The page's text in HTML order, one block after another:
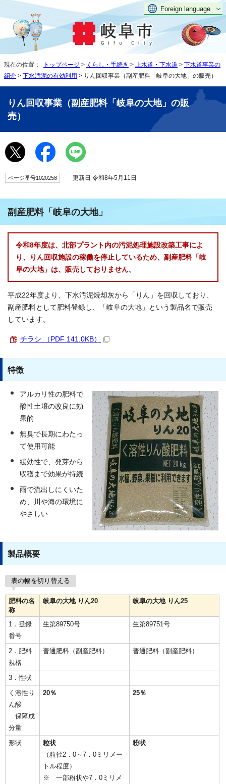
Foreign language
現在の位置： トップページ > くらし・手続き > 上水道・下水道 > 下水道事業の
紹介 > 下水汚泥の有効利用 > りん回収事業（副産肥料「岐阜の大地」の販売）
りん回収事業（副産肥料「岐阜の大地」の販
売）
ページ番号1020258 更新日 令和8年5月11日
副産肥料「岐阜の大地」
令和8年度は、北部プラント内の汚泥処理施設改築工事によ
り、りん回収施設の稼働を停止しているため、副産肥料「岐
阜の大地」は、販売しておりません。
平成22年度より、下水汚泥焼却灰から「りん」を回収しており、
副産肥料として肥料登録し、「岐阜の大地」という製品名で販売
しています。
チラシ （PDF 141.0KB）
特徴
アルカリ性の肥料で
酸性土壌の改良に効
果的
無臭で長期にわたっ
て使用可能
緩効性で、発芽から
収穫まで効果が持続
雨で流出しにくいた
め、川や海の環境に
やさしい
製品概要
表の幅を切り替える
肥料の名
称
岐阜の大地 りん20 岐阜の大地 りん25
1．登録
番号
生第89750号 生第89751号
2．肥料
規格
普通肥料（副産肥料） 普通肥料（副産肥料）
3．性状
く溶性り
ん酸
保障成
分量
20％ 25％
形状
粒状
（粒径2．0～7．0ミリメー
トル程度）
※ 一部粉状や7．0ミリメ
粉状